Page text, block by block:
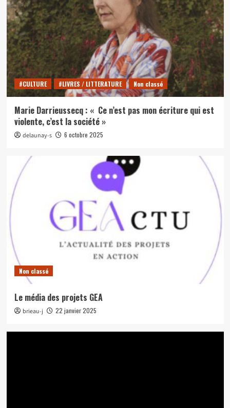
#CULTURE #LIVRES / LITTERATURE Non classé
Marie Darrieussecq : « Ce n’est pas mon écriture qui est
violente, c’est la société »
delaunay-s 6 octobre 2025
Non classé
Le média des projets GEA
brieau-j 22 janvier 2025